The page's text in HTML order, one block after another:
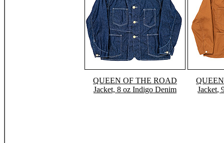
QUEEN OF THE ROAD
Jacket, 8 oz Indigo Denim
Jacket,